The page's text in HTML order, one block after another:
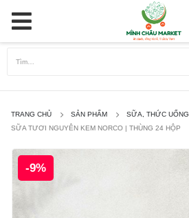
TRANG CHỦ SẢN PHẨM SỮA, THỨC UỐNG
SỮA TƯƠI NGUYÊN KEM NORCO | THÙNG 24 HỘP
-9%